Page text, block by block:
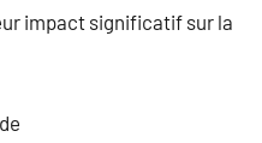
impact significatif sur la